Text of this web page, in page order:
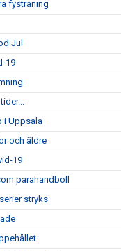
fysträning
Jul
19
i Uppsala
och äldre
19
parahandboll
stryks